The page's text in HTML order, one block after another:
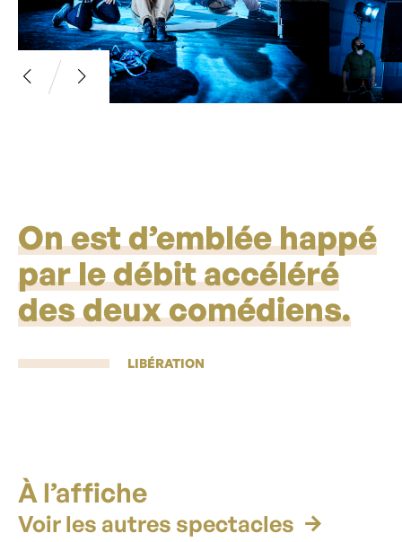
On est d’emblée happé
par le débit accéléré
des deux comédiens.
LIBÉRATION
À l’affiche
Voir les autres spectacles